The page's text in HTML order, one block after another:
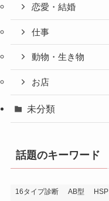
恋愛・結婚
仕事
動物・生き物
お店
未分類
話題のキーワード
16タイプ診断 AB型 HSP